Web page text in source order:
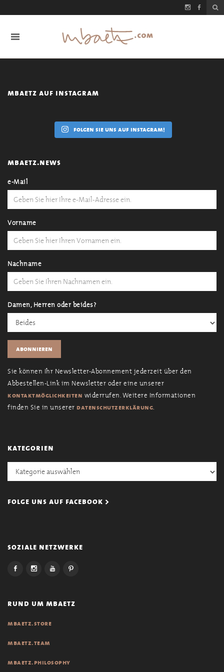
mbaetz auf instagram
folgen sie uns auf instagram!
mbaetz.news
e-Mail
Vorname
Nachname
Damen, Herren oder beides?
Sie können Ihr Newsletter-Abonnement jederzeit über den
Abbestellen-Link im Newsletter oder eine unserer
kontaktmöglichkeiten widerrufen. Weitere Informationen
finden Sie in unserer datenschutzerklärung.
kategorien
Kategorien
folge uns auf facebook >
soziale netzwerke
rund um mbaetz
mbaetz.store
mbaetz.team
mbaetz.philosophy